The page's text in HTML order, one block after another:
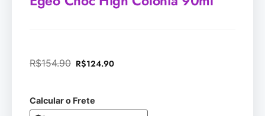
R$154.90 R$124.90
Calcular o Frete